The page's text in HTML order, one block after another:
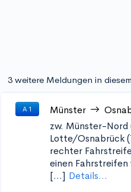
3 weitere Meldungen in
A 1 Münster
zw. Münster-Nord
Lotte/Osnabrück
rechter
einen
[...] Details...